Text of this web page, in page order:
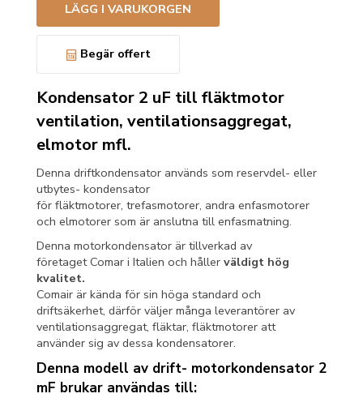
LÄGG I VARUKORGEN
Begär offert
Kondensator 2 uF till fläktmotor
ventilation, ventilationsaggregat,
elmotor mfl.
Denna driftkondensator används som reservdel- eller
utbytes- kondensator
för fläktmotorer, trefasmotorer, andra enfasmotorer
och elmotorer som är anslutna till enfasmatning.
Denna motorkondensator är tillverkad av
företaget Comar i Italien och håller väldigt hög
kvalitet.
Comair är kända för sin höga standard och
driftsäkerhet, därför väljer många leverantörer av
ventilationsaggregat, fläktar, fläktmotorer att
använder sig av dessa kondensatorer.
Denna modell av drift- motorkondensator 2
mF brukar användas till: